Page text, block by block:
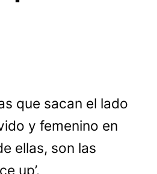
que sacan el lado
y femenino en
ellas, son las
up’.